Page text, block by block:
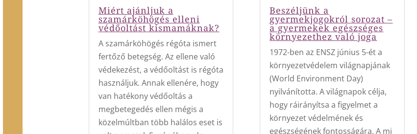
Miért ajánljuk a
szamárköhögés elleni
védőoltást kismamáknak?
A szamárköhögés régóta ismert
fertőző betegség. Az ellene való
védekezést, a védőoltást is régóta
használjuk. Annak ellenére, hogy
van hatékony védőoltás a
megbetegedés ellen mégis a
közelmúltban több halálos eset is
Beszéljünk a
gyermekjogokról sorozat –
a gyermekek egészséges
környezethez való joga
1972-ben az ENSZ június 5-ét a
környezetvédelem világnapjának
(World Environment Day)
nyilvánította. A világnapok célja,
hogy ráirányítsa a figyelmet a
környezet védelmének és
egészségének fontosságára. A mi